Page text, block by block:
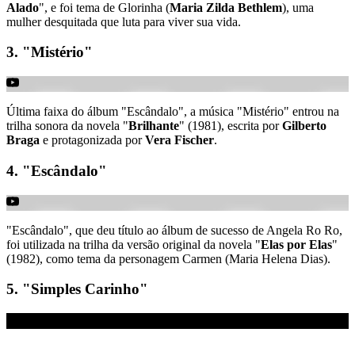
Alado", e foi tema de Glorinha (Maria Zilda Bethlem), uma
mulher desquitada que luta para viver sua vida.
3. "Mistério"
Última faixa do álbum "Escândalo", a música "Mistério" entrou na
trilha sonora da novela "Brilhante" (1981), escrita porGilberto
Braga e protagonizada porVera Fischer.
4. "Escândalo"
"Escândalo", que deu título ao álbum de sucesso de Angela Ro Ro,
foi utilizada na trilha da versão original da novela "Elas por Elas"
(1982), como tema da personagem Carmen (Maria Helena Dias).
5. "Simples Carinho"